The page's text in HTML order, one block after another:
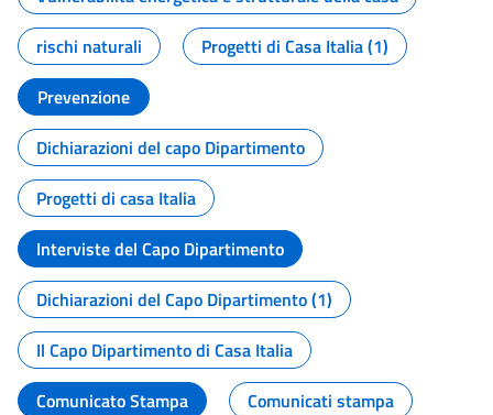
rischi naturali
Progetti di Casa Italia (1)
Prevenzione
Dichiarazioni del capo Dipartimento
Progetti di casa Italia
Interviste del Capo Dipartimento
Dichiarazioni del Capo Dipartimento (1)
Il Capo Dipartimento di Casa Italia
Comunicato Stampa
Comunicati stampa